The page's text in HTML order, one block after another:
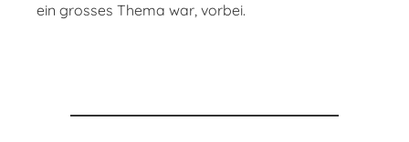
ein grosses Thema war, vorbei.